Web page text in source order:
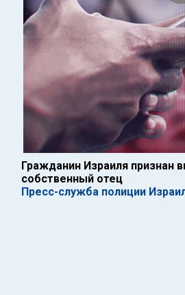
Гражданин Израиля признан
собственный отец
Пресс-служба полиции